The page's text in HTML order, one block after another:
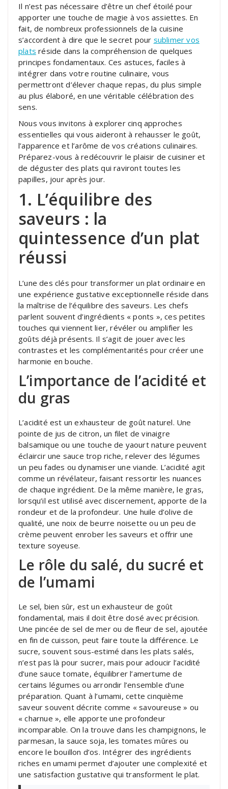
Il n’est pas nécessaire d’être un chef étoilé pour
apporter une touche de magie à vos assiettes. En
fait, de nombreux professionnels de la cuisine
s’accordent à dire que le secret pour sublimer vos
plats réside dans la compréhension de quelques
principes fondamentaux. Ces astuces, faciles à
intégrer dans votre routine culinaire, vous
permettront d’élever chaque repas, du plus simple
au plus élaboré, en une véritable célébration des
sens.
Nous vous invitons à explorer cinq approches
essentielles qui vous aideront à rehausser le goût,
l’apparence et l’arôme de vos créations culinaires.
Préparez-vous à redécouvrir le plaisir de cuisiner et
de déguster des plats qui raviront toutes les
papilles, jour après jour.
1. L’équilibre des
saveurs : la
quintessence d’un plat
réussi
L’une des clés pour transformer un plat ordinaire en
une expérience gustative exceptionnelle réside dans
la maîtrise de l’équilibre des saveurs. Les chefs
parlent souvent d’ingrédients « ponts », ces petites
touches qui viennent lier, révéler ou amplifier les
goûts déjà présents. Il s’agit de jouer avec les
contrastes et les complémentarités pour créer une
harmonie en bouche.
L’importance de l’acidité et
du gras
L’acidité est un exhausteur de goût naturel. Une
pointe de jus de citron, un filet de vinaigre
balsamique ou une touche de yaourt nature peuvent
éclaircir une sauce trop riche, relever des légumes
un peu fades ou dynamiser une viande. L’acidité agit
comme un révélateur, faisant ressortir les nuances
de chaque ingrédient. De la même manière, le gras,
lorsqu’il est utilisé avec discernement, apporte de la
rondeur et de la profondeur. Une huile d’olive de
qualité, une noix de beurre noisette ou un peu de
crème peuvent enrober les saveurs et offrir une
texture soyeuse.
Le rôle du salé, du sucré et
de l’umami
Le sel, bien sûr, est un exhausteur de goût
fondamental, mais il doit être dosé avec précision.
Une pincée de sel de mer ou de fleur de sel, ajoutée
en fin de cuisson, peut faire toute la différence. Le
sucre, souvent sous-estimé dans les plats salés,
n’est pas là pour sucrer, mais pour adoucir l’acidité
d’une sauce tomate, équilibrer l’amertume de
certains légumes ou arrondir l’ensemble d’une
préparation. Quant à l’umami, cette cinquième
saveur souvent décrite comme « savoureuse » ou
« charnue », elle apporte une profondeur
incomparable. On la trouve dans les champignons, le
parmesan, la sauce soja, les tomates mûres ou
encore le bouillon d’os. Intégrer des ingrédients
riches en umami permet d’ajouter une complexité et
une satisfaction gustative qui transforment le plat.